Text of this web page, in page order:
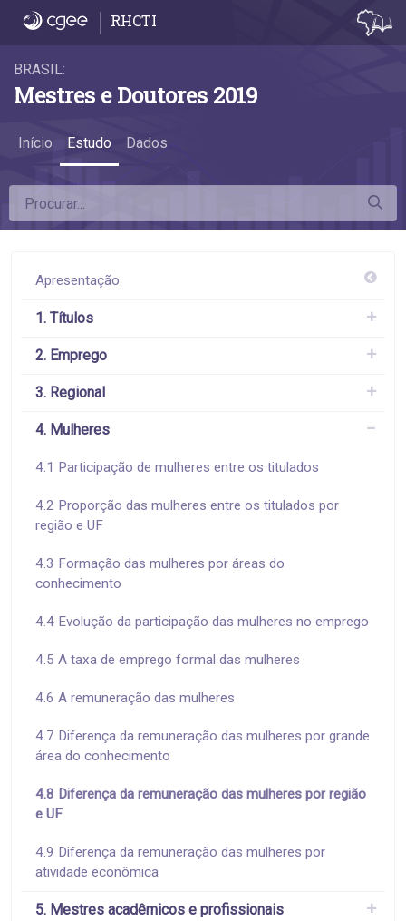
4.8 Diferença da remuneração das
RHCTI
BRASIL:
Mestres e Doutores 2019
Início Estudo Dados
Apresentação
1. Títulos
2. Emprego
3. Regional
4. Mulheres
4.1 Participação de mulheres entre os titulados
4.2 Proporção das mulheres entre os titulados por
região e UF
4.3 Formação das mulheres por áreas do
conhecimento
4.4 Evolução da participação das mulheres no emprego
4.5 A taxa de emprego formal das mulheres
4.6 A remuneração das mulheres
4.7 Diferença da remuneração das mulheres por grande
área do conhecimento
4.8 Diferença da remuneração das mulheres por região
e UF
4.9 Diferença da remuneração das mulheres por
atividade econômica
5. Mestres acadêmicos e profissionais